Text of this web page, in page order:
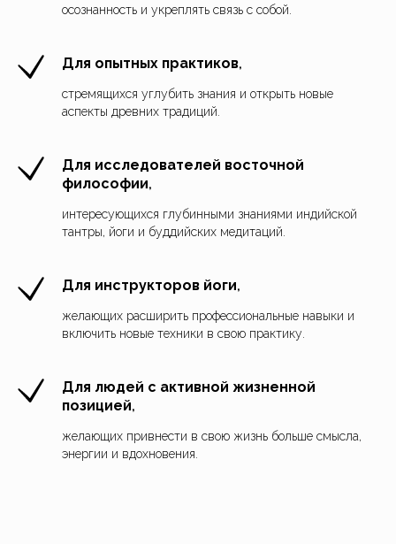
осознанность и укреплять связь с собой.
Для опытных практиков,
стремящихся углубить знания и открыть новые
аспекты древних традиций.
Для исследователей восточной
философии,
интересующихся глубинными знаниями индийской
тантры, йоги и буддийских медитаций.
Для инструкторов йоги,
желающих расширить профессиональные навыки и
включить новые техники в свою практику.
Для людей с активной жизненной
позицией,
желающих привнести в свою жизнь больше смысла,
энергии и вдохновения.